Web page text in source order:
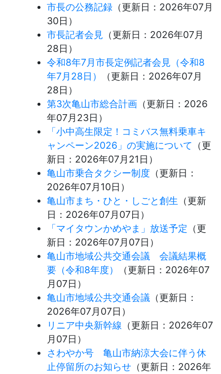
市長の公務記録 （更新日： 2026年07月
30日 ）
市長記者会見 （更新日： 2026年07月
28日 ）
令和8年7月市長定例記者会見（令和8
年7月28日）
（更新日： 2026年07月
28日 ）
第3次亀山市総合計画 （更新日： 2026
年07月23日 ）
「小中高生限定！コミバス無料乗車キ
ャンペーン2026」の実施について （更
新日： 2026年07月21日 ）
亀山市乗合タクシー制度 （更新日：
2026年07月10日 ）
亀山市まち・ひと・しごと創生 （更新
日： 2026年07月07日 ）
「マイタウンかめやま」放送予定 （更
新日： 2026年07月07日 ）
亀山市地域公共交通会議 会議結果概
要（令和8年度）
（更新日： 2026年07
月07日 ）
亀山市地域公共交通会議 （更新日：
2026年07月07日 ）
リニア中央新幹線 （更新日： 2026年07
月07日 ）
さわやか号 亀山市納涼大会に伴う休
止停留所のお知らせ （更新日： 2026年